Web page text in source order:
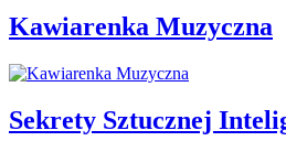
Kawiarenka Muzyczna
Sekrety Sztucznej